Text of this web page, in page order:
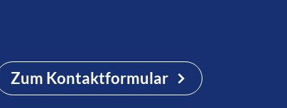
Zum Kontaktformular